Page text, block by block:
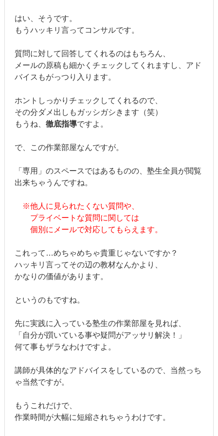
はい、そうです。
もうハッキリ言ってコンサルです。
質問に対して回答してくれるのはもちろん、
メールの原稿も細かくチェックしてくれますし、アド
バイスもがっつり入ります。
ホントしっかりチェックしてくれるので、
その分ダメ出しもガッシガシきます（笑）
もうね、 徹底指導ですよ。
で、この作業部屋なんですが。
「専用」のスペースではあるものの、塾生全員が閲覧
出来ちゃうんですね。
※他人に見られたくない質問や、
プライベートな質問に関しては
個別にメールで対応してもらえます。
これって…めちゃめちゃ貴重じゃないですか？
ハッキリ言ってその辺の教材なんかより、
かなりの価値があります。
というのもですね。
先に実践に入っている塾生の作業部屋を見れば、
「自分が躓いている事や疑問がアッサリ解決！」
何て事もザラなわけですよ。
講師が具体的なアドバイスをしているので、当然っち
ゃ当然ですが。
もうこれだけで、
作業時間が大幅に短縮されちゃうわけです。